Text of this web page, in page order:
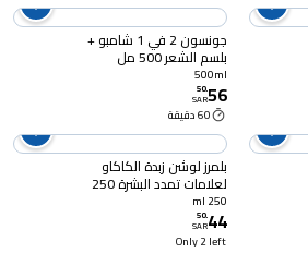
جونسون 2 في 1 شامبو +
بلسم الشعر 500 مل
500ml
56
.
50
SAR
60 دقيقة
بلمرز لوشن زبدة الكاكاو
لعلامات تمدد البشرة 250
مل
250 ml
44
.
50
SAR
Only 2 left